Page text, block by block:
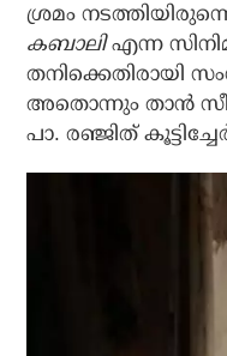
ശ്രമം
കബാലിഎന്ന
തനിക്കെതിരായി
അതൊന്നും താന്‍
പാ. രഞ്ജിത്